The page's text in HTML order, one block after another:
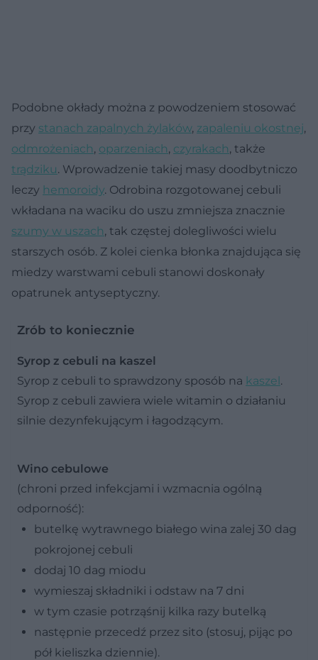
Podobne okłady można z powodzeniem stosować
przy stanach zapalnych żylaków, zapaleniu okostnej,
odmrożeniach, oparzeniach, czyrakach, także
trądziku. Wprowadzenie takiej masy doodbytniczo
leczy hemoroidy. Odrobina rozgotowanej cebuli
wkładana na waciku do uszu zmniejsza znacznie
szumy w uszach, tak częstej dolegliwości wielu
starszych osób. Z kolei cienka błonka znajdująca się
miedzy warstwami cebuli stanowi doskonały
opatrunek antyseptyczny.
Zrób to koniecznie
Syrop z cebuli na kaszel
Syrop z cebuli to sprawdzony sposób na kaszel.
Syrop z cebuli zawiera wiele witamin o działaniu
silnie dezynfekującym i łagodzącym.
Wino cebulowe
(chroni przed infekcjami i wzmacnia ogólną
odporność):
butelkę wytrawnego białego wina zalej 30 dag
pokrojonej cebuli
dodaj 10 dag miodu
wymieszaj składniki i odstaw na 7 dni
w tym czasie potrząśnij kilka razy butelką
następnie przecedź przez sito (stosuj, pijąc po
pół kieliszka dziennie).